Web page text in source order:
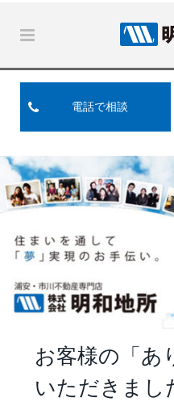
電話で相談
お客様の「あ
いただきまし